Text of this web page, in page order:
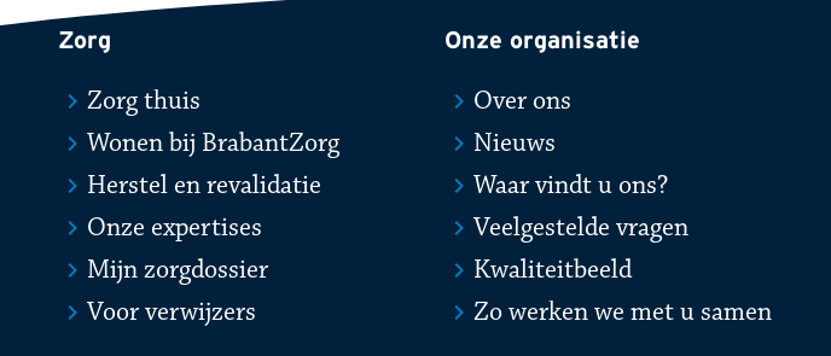
Zorg
Zorg thuis
Wonen bij BrabantZorg
Herstel en revalidatie
Onze expertises
Mijn zorgdossier
Voor verwijzers
Onze organisatie
Over ons
Nieuws
Waar vindt u ons?
Veelgestelde vragen
Kwaliteitbeeld
Zo werken we met u samen